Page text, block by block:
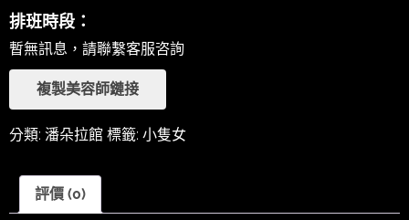
排班時段：
暫無訊息，請聯繫客服咨詢
複製美容師鏈接
分類: 潘朵拉館 標籤: 小隻女
評價 (0)